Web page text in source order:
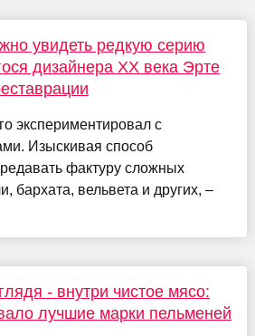
увидеть редкую серию
дизайнера ХХ века Эрте
экспериментировал с
Изыскивая способ
фактуру сложных
бархата, вельвета и других, –
- внутри чистое мясо:
лучшие марки пельменей